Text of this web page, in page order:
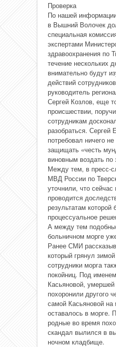
Проверка
По нашей
в Вышний Волочек
специальная
экспертами
здравоохранения по
течение нескольких
внимательно будут
действий
руководитель
Сергей Козлов, еще
происшествии,
сотрудникам
разобраться. Сергей
потребовал ничего
защищать «честь
виновным воздать по
Между тем, в пресс-
МВД России по
уточнили, что
проводится
результатам которой
процессуальное
А между тем
больничном морге
Ранее СМИ
который грянул
сотрудники морга
покойниц. Под
Касьяновой,
похоронили другого
самой Касьяновой на
оставалось в морге.
родные во время
скандал вылился в
ночном кладбище.